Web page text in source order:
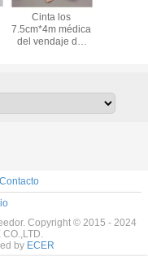
Cinta los
7.5cm*4m médica
del vendaje del
color de piel alta
Contacto
Copyright © 2015 - 2024
by ECER